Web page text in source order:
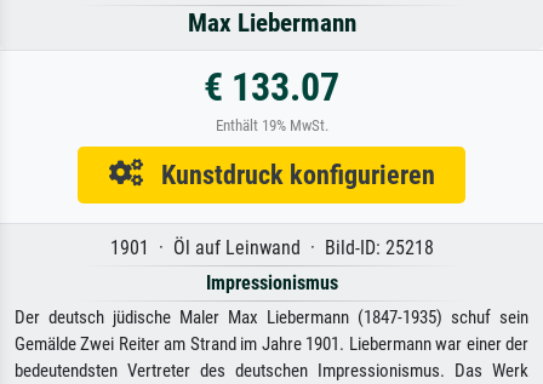
Max Liebermann
€ 133.07
Enthält 19% MwSt.
Kunstdruck konfigurieren
1901 · Öl auf Leinwand · Bild-ID: 25218
Impressionismus
Der deutsch jüdische Maler Max Liebermann (1847-1935) schuf sein
Gemälde Zwei Reiter am Strand im Jahre 1901. Liebermann war einer der
bedeutendsten Vertreter des deutschen Impressionismus. Das Werk